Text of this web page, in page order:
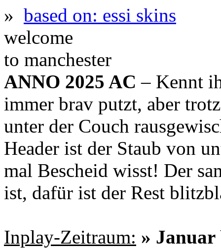
» based on: essi skins
welcome
to manchester
ANNO 2025 AC – Kennt
immer brav putzt, aber
unter der Couch
Header ist der Staub von
mal Bescheid wisst! Der
ist, dafür ist der Rest
Inplay-Zeitraum: » Januar